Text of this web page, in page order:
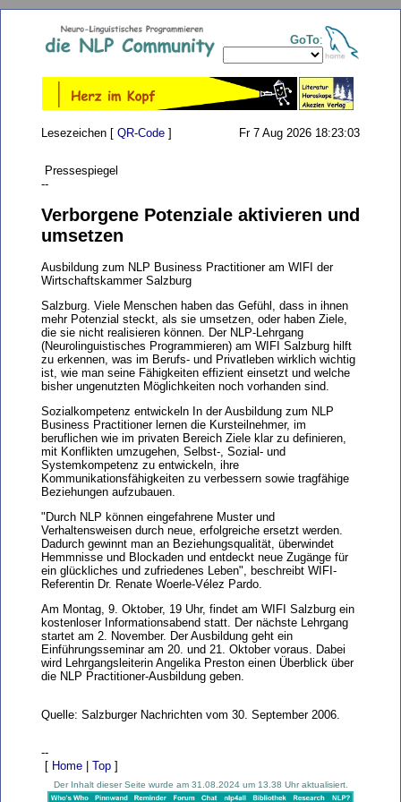
GoTo:
Lesezeichen [ QR-Code ] Fr 7 Aug 2026 18:23:03
Pressespiegel
--
Verborgene Potenziale aktivieren und
umsetzen
Ausbildung zum NLP Business Practitioner am WIFI der
Wirtschaftskammer Salzburg
Salzburg. Viele Menschen haben das Gefühl, dass in ihnen
mehr Potenzial steckt, als sie umsetzen, oder haben Ziele,
die sie nicht realisieren können. Der NLP-Lehrgang
(Neurolinguistisches Programmieren) am WIFI Salzburg hilft
zu erkennen, was im Berufs- und Privatleben wirklich wichtig
ist, wie man seine Fähigkeiten effizient einsetzt und welche
bisher ungenutzten Möglichkeiten noch vorhanden sind.
Sozialkompetenz entwickeln In der Ausbildung zum NLP
Business Practitioner lernen die Kursteilnehmer, im
beruflichen wie im privaten Bereich Ziele klar zu definieren,
mit Konflikten umzugehen, Selbst-, Sozial- und
Systemkompetenz zu entwickeln, ihre
Kommunikationsfähigkeiten zu verbessern sowie tragfähige
Beziehungen aufzubauen.
"Durch NLP können eingefahrene Muster und
Verhaltensweisen durch neue, erfolgreiche ersetzt werden.
Dadurch gewinnt man an Beziehungsqualität, überwindet
Hemmnisse und Blockaden und entdeckt neue Zugänge für
ein glückliches und zufriedenes Leben", beschreibt WIFI-
Referentin Dr. Renate Woerle-Vélez Pardo.
Am Montag, 9. Oktober, 19 Uhr, findet am WIFI Salzburg ein
kostenloser Informationsabend statt. Der nächste Lehrgang
startet am 2. November. Der Ausbildung geht ein
Einführungsseminar am 20. und 21. Oktober voraus. Dabei
wird Lehrgangsleiterin Angelika Preston einen Überblick über
die NLP Practitioner-Ausbildung geben.
Quelle: Salzburger Nachrichten vom 30. September 2006.
--
[ Home Top ]
Der Inhalt dieser Seite wurde am 31.08.2024 um 13.38 Uhr aktualisiert.